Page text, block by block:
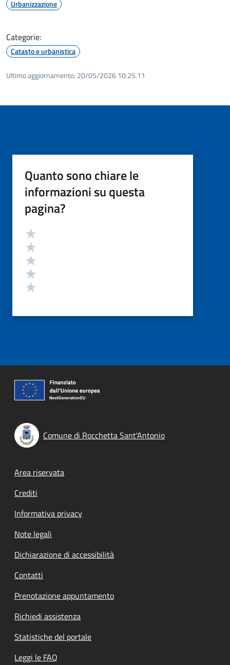
Urbanizzazione
Categorie:
Catasto e urbanistica
Ultimo aggiornamento: 20/05/2026 10:25.11
Quanto sono chiare le
informazioni su questa
pagina?
Valutazione
Comune di Rocchetta Sant'Antonio
Footer menu
Area riservata
Crediti
Informativa privacy
Note legali
Dichiarazione di accessibilità
Contatti
Prenotazione appuntamento
Richiedi assistenza
Statistiche del portale
Leggi le FAQ